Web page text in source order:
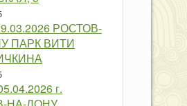
РОСТОВ-
ПАРК ВИТИ
г.